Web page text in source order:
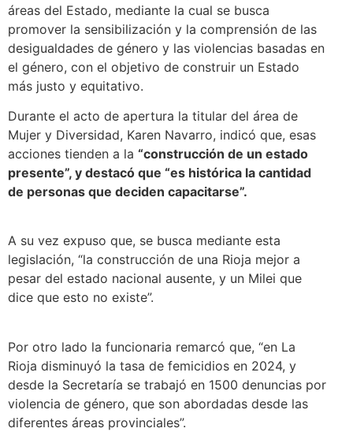
áreas del Estado, mediante la cual se busca
promover la sensibilización y la comprensión de las
desigualdades de género y las violencias basadas en
el género, con el objetivo de construir un Estado
más justo y equitativo.
Durante el acto de apertura la titular del área de
Mujer y Diversidad, Karen Navarro, indicó que, esas
acciones tienden a la “construcción de un estado
presente”, y destacó que “es histórica la cantidad
de personas que deciden capacitarse”.
A su vez expuso que, se busca mediante esta
legislación, “la construcción de una Rioja mejor a
pesar del estado nacional ausente, y un Milei que
dice que esto no existe”.
Por otro lado la funcionaria remarcó que, “en La
Rioja disminuyó la tasa de femicidios en 2024, y
desde la Secretaría se trabajó en 1500 denuncias por
violencia de género, que son abordadas desde las
diferentes áreas provinciales”.